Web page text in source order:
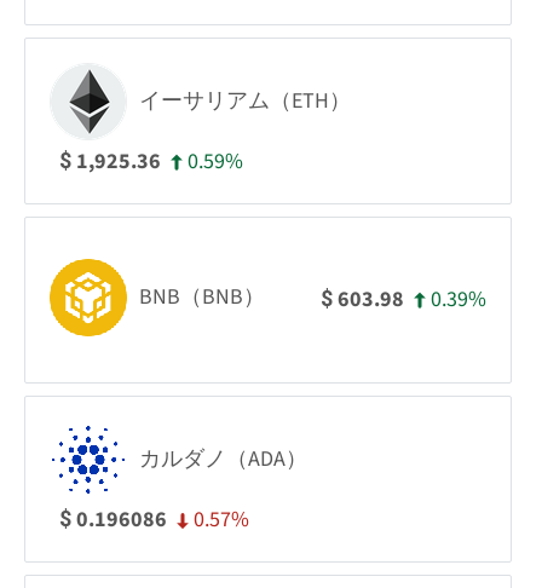
イーサリアム（ETH）
$ 1,925.36 0.59%
BNB（BNB） $603.98 0.39%
カルダノ（ADA）
$0.196086 0.57%